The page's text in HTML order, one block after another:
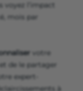
voyez l’impact
mois par
votre
de le partager
expert-
à